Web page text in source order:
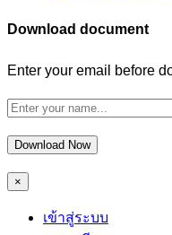
Download document
Enter your email before
Download Now
×
เข้าสู่ระบบ